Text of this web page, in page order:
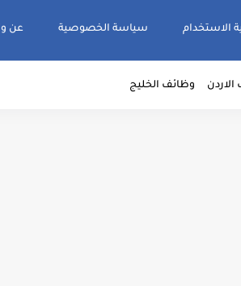
الاستخدام سياسة الخصوصية عن
وظائف الخليج